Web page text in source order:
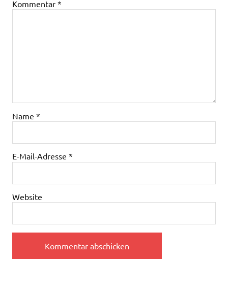
Kommentar *
Name *
E-Mail-Adresse *
Website